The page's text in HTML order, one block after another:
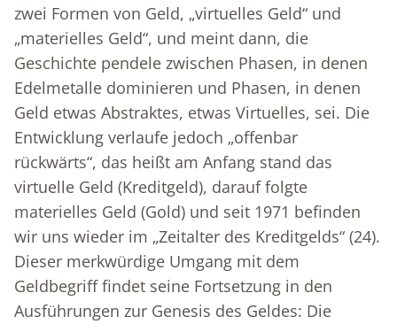
zwei Formen von Geld, „virtuelles Geld“ und
„materielles Geld“, und meint dann, die
Geschichte pendele zwischen Phasen, in denen
Edelmetalle dominieren und Phasen, in denen
Geld etwas Abstraktes, etwas Virtuelles, sei. Die
Entwicklung verlaufe jedoch „offenbar
rückwärts“, das heißt am Anfang stand das
virtuelle Geld (Kreditgeld), darauf folgte
materielles Geld (Gold) und seit 1971 befinden
wir uns wieder im „Zeitalter des Kreditgelds“ (24).
Dieser merkwürdige Umgang mit dem
Geldbegriff findet seine Fortsetzung in den
Ausführungen zur Genesis des Geldes: Die